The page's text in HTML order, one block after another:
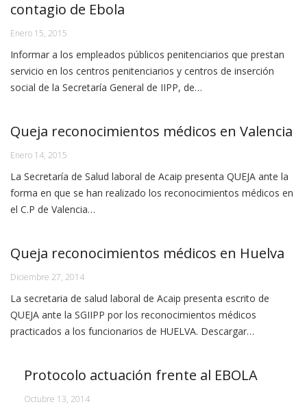
contagio de Ebola
Enero 15, 2015
Informar a los empleados públicos penitenciarios que prestan
servicio en los centros penitenciarios y centros de inserción
social de la Secretaría General de IIPP, de…
Queja reconocimientos médicos en Valencia
Enero 14, 2015
La Secretaría de Salud laboral de Acaip presenta QUEJA ante la
forma en que se han realizado los reconocimientos médicos en
el C.P de Valencia…
Queja reconocimientos médicos en Huelva
Diciembre 27, 2014
La secretaria de salud laboral de Acaip presenta escrito de
QUEJA ante la SGIIPP por los reconocimientos médicos
practicados a los funcionarios de HUELVA. Descargar…
Protocolo actuación frente al EBOLA
Octubre 13, 2014